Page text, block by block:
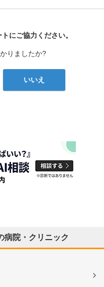
にご協力ください。
りましたか?
いいえ
病院・クリニック